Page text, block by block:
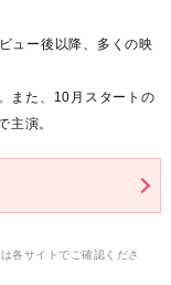
ュー後以降、多くの映
また、10月スタートの
主演。
各サイトでご確認くださ